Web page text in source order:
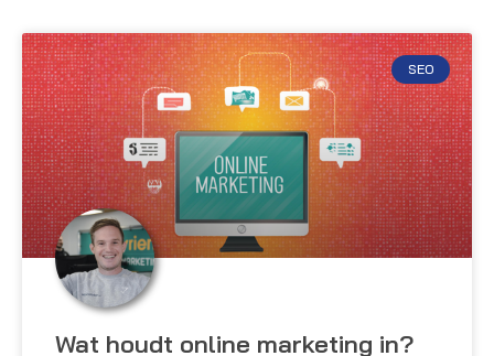
SEO
Wat houdt online marketing in?